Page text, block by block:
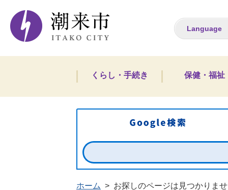
潮来市ホームペー
Language
くらし・手続き 保健・福祉
ホーム > お探しのページは見つかりま